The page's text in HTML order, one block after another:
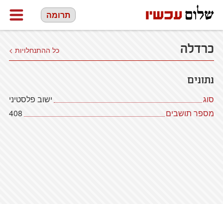
תרומה
כרדלה כל ההתנחלויות >
נתונים
סוג
ישוב פלסטיני
מספר תושבים
408